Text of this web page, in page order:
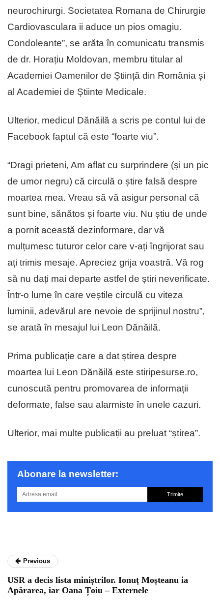
neurochirurgi. Societatea Romana de Chirurgie
Cardiovasculara ii aduce un pios omagiu.
Condoleante”, se arăta în comunicatu transmis
de dr. Horațiu Moldovan, membru titular al
Academiei Oamenilor de Știință din România și
al Academiei de Știinte Medicale.
Ulterior, medicul Dănăilă a scris pe contul lui de
Facebook faptul că este “foarte viu”.
“Dragi prieteni, Am aflat cu surprindere (și un pic
de umor negru) că circulă o știre falsă despre
moartea mea. Vreau să vă asigur personal că
sunt bine, sănătos și foarte viu. Nu știu de unde
a pornit această dezinformare, dar vă
mulțumesc tuturor celor care v-ați îngrijorat sau
ați trimis mesaje. Apreciez grija voastră. Vă rog
să nu dați mai departe astfel de știri neverificate.
Într-o lume în care veștile circulă cu viteza
luminii, adevărul are nevoie de sprijinul nostru”,
se arată în mesajul lui Leon Dănăilă.
Prima publicație care a dat știrea despre
moartea lui Leon Dănăilă este stiripesurse.ro,
cunoscută pentru promovarea de informații
deformate, false sau alarmiste în unele cazuri.
Ulterior, mai multe publicații au preluat “știrea”.
Abonare la newsletter:
Trimite
Previous
USR a decis lista miniștrilor. Ionuț Moșteanu ia
Apărarea, iar Oana Țoiu – Externele